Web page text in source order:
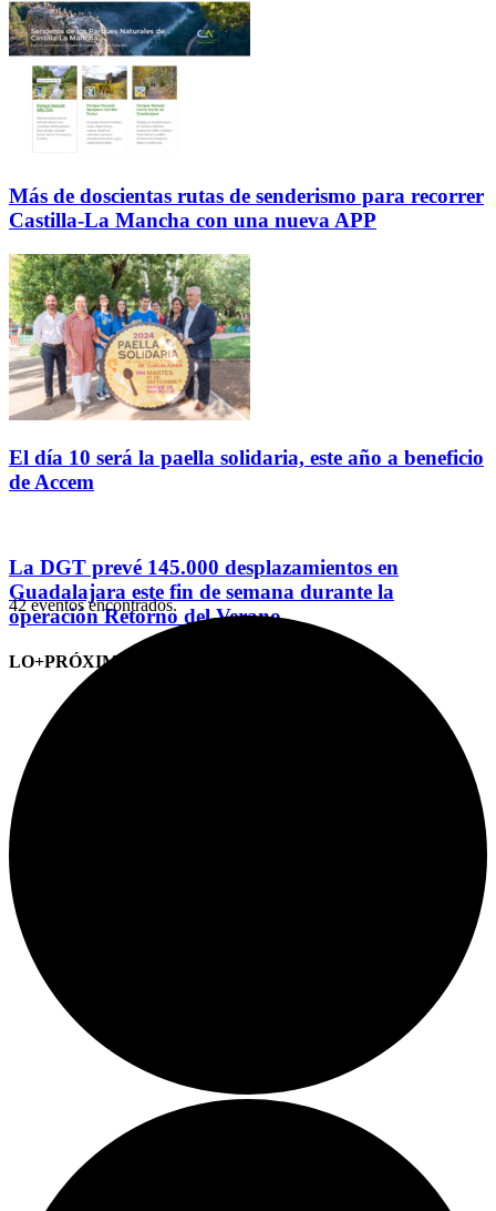
Más de doscientas rutas de senderismo para recorrer
Castilla-La Mancha con una nueva APP
El día 10 será la paella solidaria, este año a beneficio
de Accem
La DGT prevé 145.000 desplazamientos en
Guadalajara este fin de semana durante la
operación Retorno del Verano
LO+PRÓXIMO (CITAS)
42 eventos encontrados.